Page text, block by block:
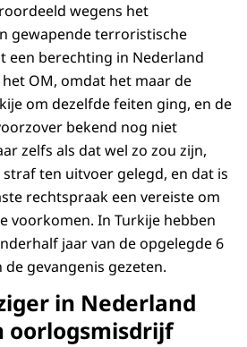
wegens het
gewapende terroristische
een berechting in Nederland
OM, omdat het maar de
om dezelfde feiten ging, en de
bekend nog niet
zelfs als dat wel zo zou zijn,
ten uitvoer gelegd, en dat is
rechtspraak een vereiste om
voorkomen. In Turkije hebben
jaar van de opgelegde 6
gevangenis gezeten.
in Nederland
oorlogsmisdrijf